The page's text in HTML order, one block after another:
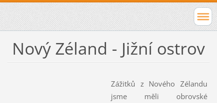
Nový Zéland - Jižní ostrov
Zážitků z Nového Zélandu
jsme měli obrovské